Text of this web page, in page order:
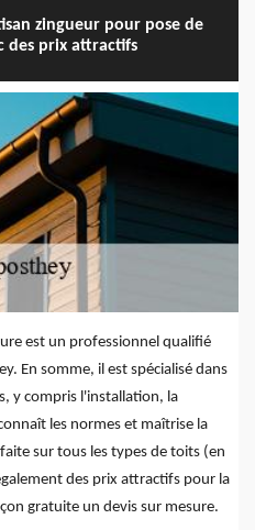
zingueur pour pose de
des prix attractifs
est un professionnel qualifié
En somme, il est spécialisé dans
y compris l'installation, la
les normes et maîtrise la
sur tous les types de toits (en
des prix attractifs pour la
gratuite un devis sur mesure.